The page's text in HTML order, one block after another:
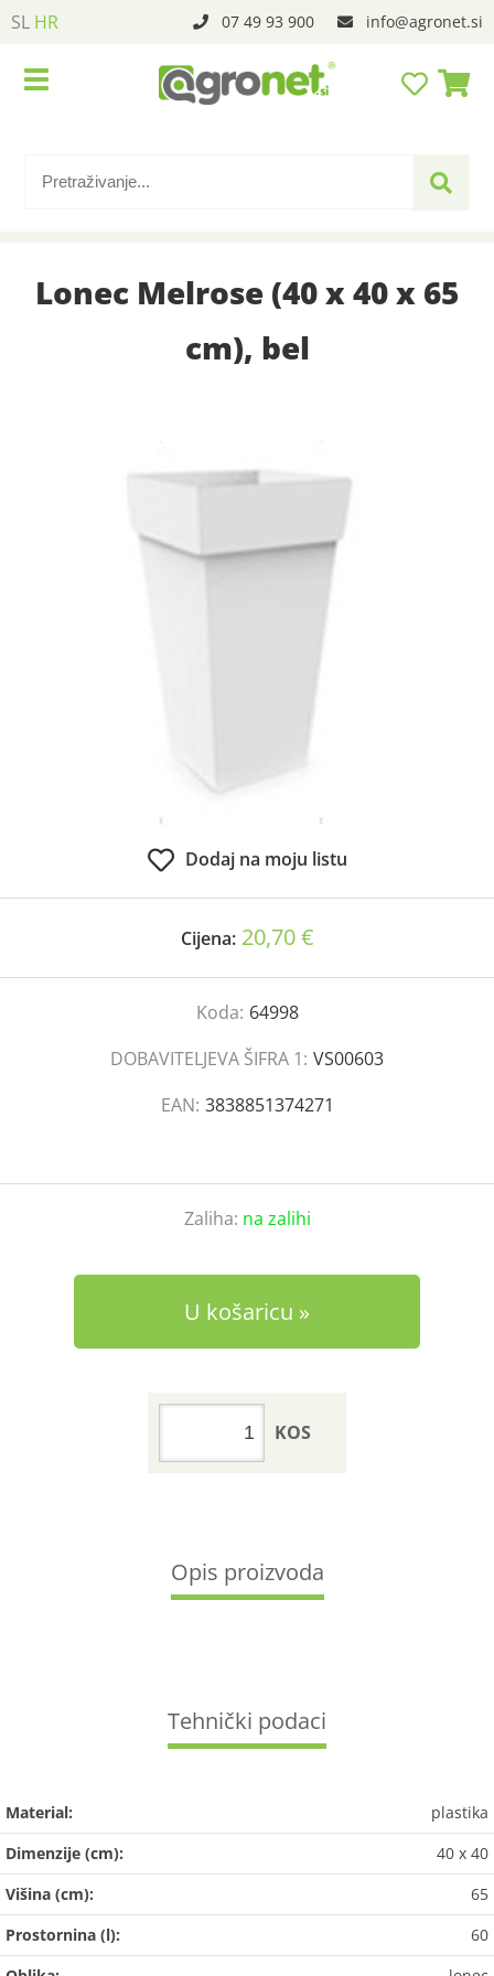
SL HR 07 49 93 900 info agronet.si
Lonec Melrose (40 x 40 x 65
cm), bel
Dodaj na moju listu
Cijena: 20,70 €
Koda: 64998
DOBAVITELJEVA ŠIFRA 1: VS00603
EAN: 3838851374271
Zaliha: na zalihi
U košaricu
KOS
Opis proizvoda
Tehnički podaci
Material:
plastika
Dimenzije (cm):
40 x 40
Višina (cm):
65
Prostornina (l):
60